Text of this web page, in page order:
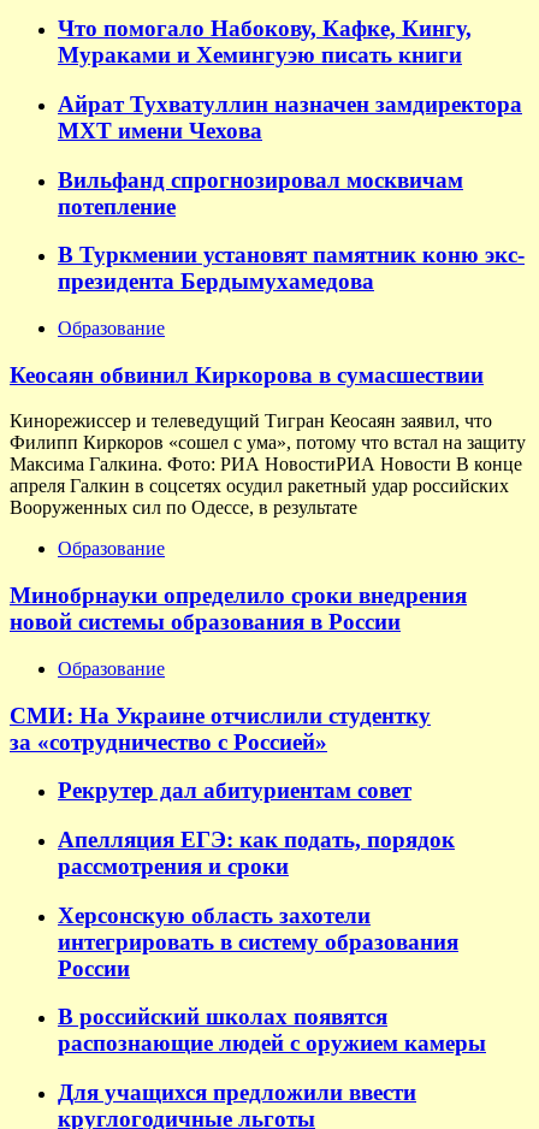
Что помогало Набокову, Кафке, Кингу,
Мураками и Хемингуэю писать книги
Айрат Тухватуллин назначен замдиректора
МХТ имени Чехова
Вильфанд спрогнозировал москвичам
потепление
В Туркмении установят памятник коню экс-
президента Бердымухамедова
Образование
Кеосаян обвинил Киркорова в сумасшествии
Кинорежиссер и телеведущий Тигран Кеосаян заявил, что
Филипп Киркоров «сошел с ума», потому что встал на защиту
Максима Галкина. Фото: РИА НовостиРИА Новости В конце
апреля Галкин в соцсетях осудил ракетный удар российских
Вооруженных сил по Одессе, в результате
Образование
Минобрнауки определило сроки внедрения
новой системы образования в России
Образование
СМИ: На Украине отчислили студентку
за «сотрудничество с Россией»
Рекрутер дал абитуриентам совет
Апелляция ЕГЭ: как подать, порядок
рассмотрения и сроки
Херсонскую область захотели
интегрировать в систему образования
России
В российский школах появятся
распознающие людей с оружием камеры
Для учащихся предложили ввести
круглогодичные льготы